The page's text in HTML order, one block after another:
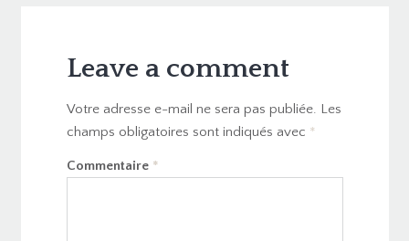
Leave a comment
Votre adresse e-mail ne sera pas publiée. Les
champs obligatoires sont indiqués avec *
Commentaire *